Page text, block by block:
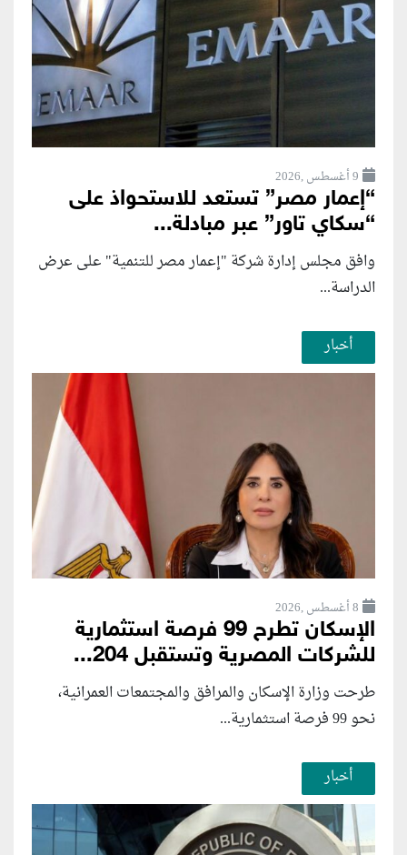
9 أغسطس ,2026
“إعمار مصر” تستعد للاستحواذ على
“سكاي تاور” عبر مبادلة...
وافق مجلس إدارة شركة "إعمار مصر للتنمية" على عرض
الدراسة...
أخبار
8 أغسطس ,2026
الإسكان تطرح 99 فرصة استثمارية
للشركات المصرية وتستقبل 204...
طرحت وزارة الإسكان والمرافق والمجتمعات العمرانية،
نحو 99 فرصة استثمارية...
أخبار